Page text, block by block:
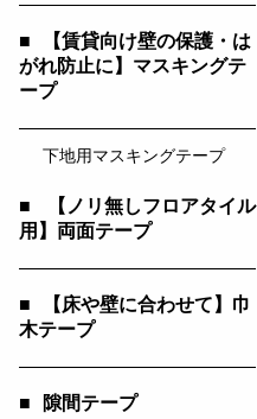
■
【賃貸向け壁の保護・は
がれ防止に】マスキングテ
ープ
下地用マスキングテープ
■
【ノリ無しフロアタイル
用】両面テープ
■
【床や壁に合わせて】巾
木テープ
■ 隙間テープ